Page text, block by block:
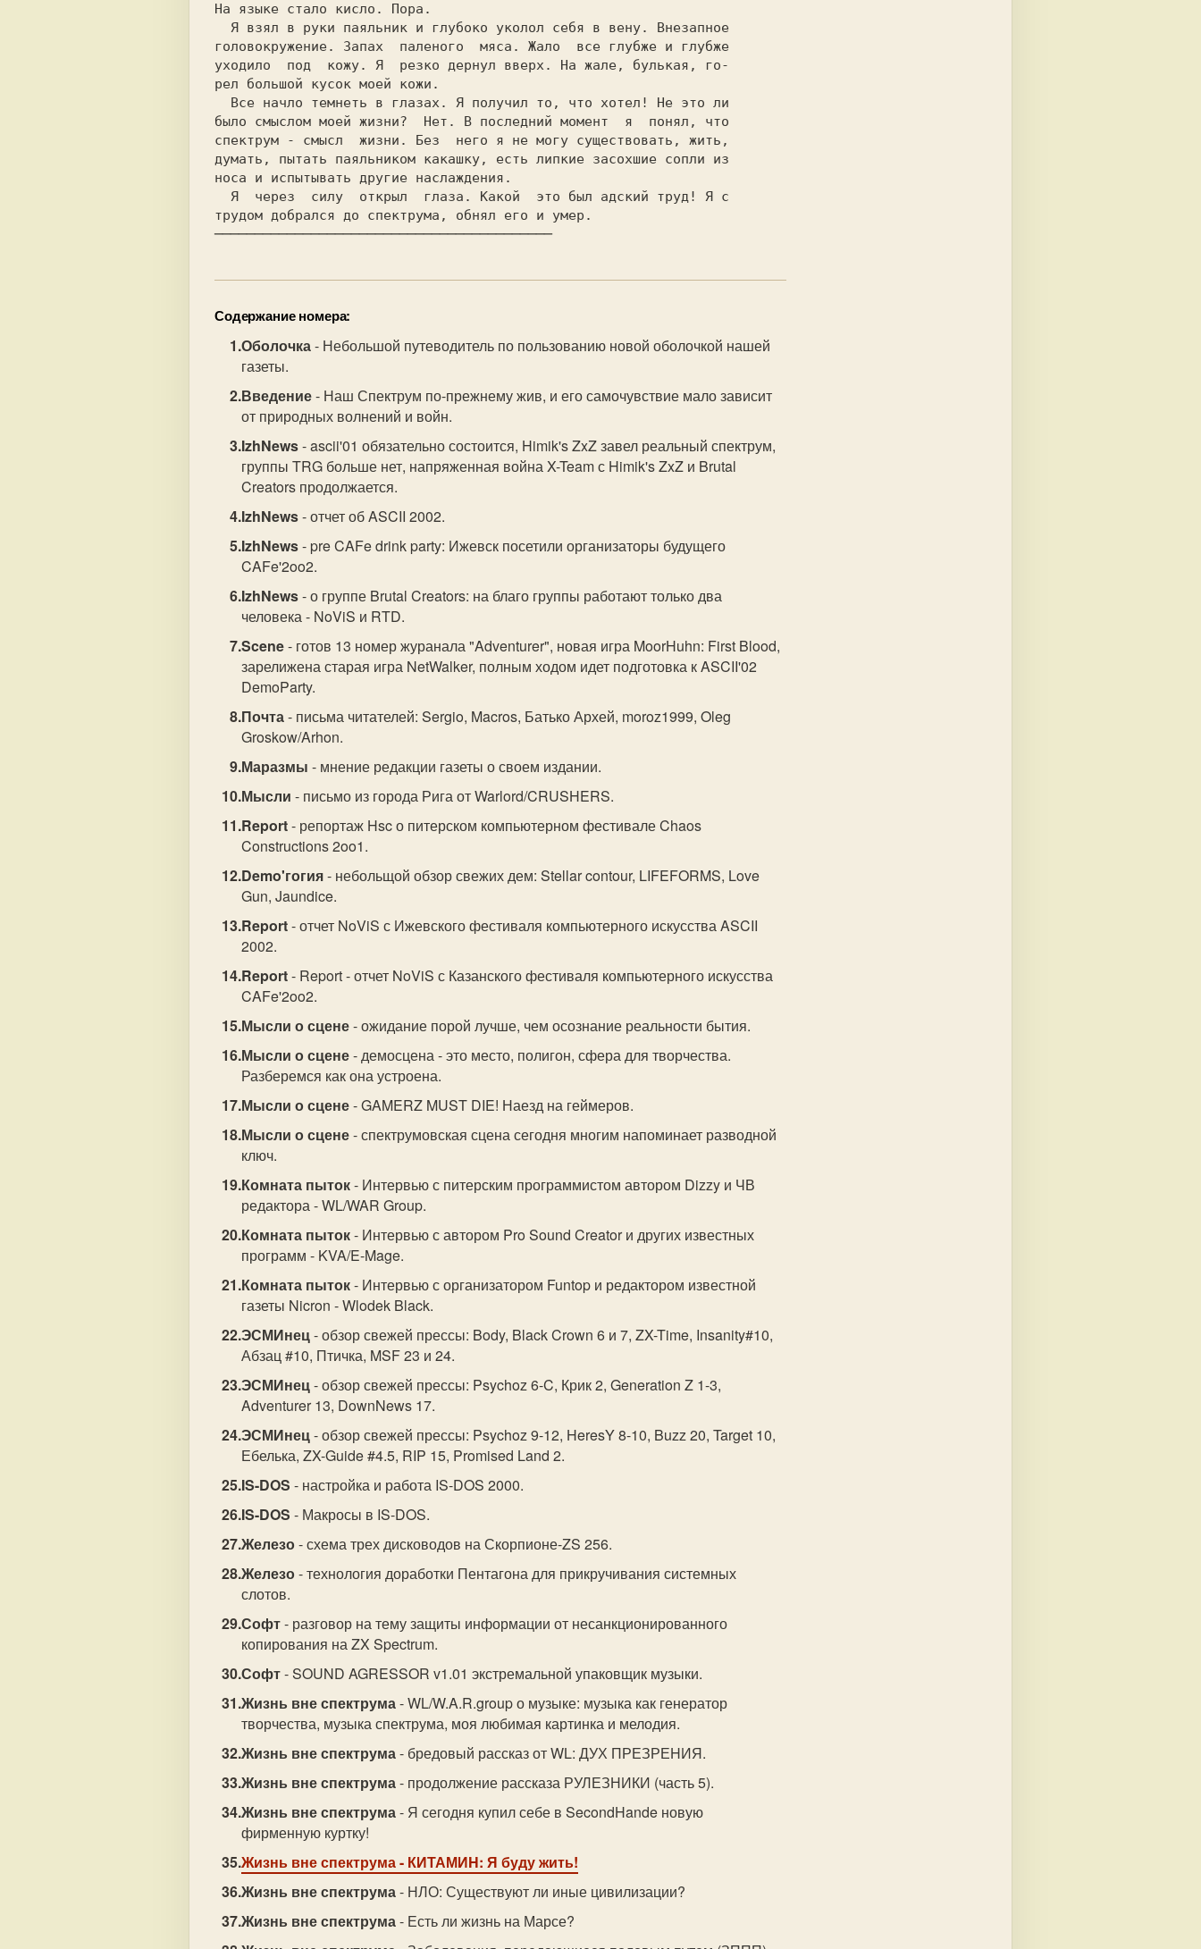
На языке стало кисло. Пора.
головокружение. Запах  паленого  мяса. Жало  все глубже и глубже
уходило  под  кожу. Я  резко дернул вверх. На жале, булькая, го-
рел большой кусок моей кожи.
было смыслом моей жизни?  Нет. В последний момент  я  понял, что
спектрум - смысл  жизни. Без  него я не могу существовать, жить,
думать, пытать паяльником какашку, есть липкие засохшие сопли из
носа и испытывать другие наслаждения.
Содержание номера:
Оболочка- Небольшой путеводитель по пользованию новой оболочкой нашей
газеты.
Введение- Наш Спектрум по-прежнему жив, и его самочувствие мало зависит
от природных волнений и войн.
IzhNews- ascii'01 обязательно состоится, Himik's ZxZ завел реальный спектрум,
группы TRG больше нет, напряженная война X-Team с Himik's ZxZ и Brutal
Creators продолжается.
IzhNews- отчет об ASCII 2002.
IzhNews- pre CAFe drink party: Ижевск посетили организаторы будущего
CAFe'2oo2.
IzhNews- о группе Brutal Creators: на благо группы работают только два
человека - NoViS и RTD.
Scene- готов 13 номер журанала "Adventurer", новая игра MoorHuhn: First Blood,
зарелижена старая игра NetWalker, полным ходом идет подготовка к ASCII'02
DemoParty.
Почта- письма читателей: Sergio, Macros, Батько Архей, moroz1999, Oleg
Groskow/Arhon.
Маразмы - мнение редакции газеты о своем издании.
Мысли - письмо из города Рига от Warlord/CRUSHERS.
Report- репортаж Hsc о питерском компьютерном фестивале Chaos
Constructions 2oo1.
Demo'гогия- небольщой обзор свежих дем: Stellar contour, LIFEFORMS, Love
Gun, Jaundice.
Report- отчет NoViS с Ижевского фестиваля компьютерного искусства ASCII
2002.
Report- Report - отчет NoViS с Казанского фестиваля компьютерного искусства
CAFe'2oo2.
Мысли о сцене- ожидание порой лучше, чем осознание реальности бытия.
Мысли о сцене- демосцена - это место, полигон, сфера для творчества.
Разберемся как она устроена.
Мысли о сцене- GAMERZ MUST DIE! Наезд на геймеров.
Мысли о сцене- спектрумовская сцена сегодня многим напоминает разводной
ключ.
Комната пыток- Интервью с питерским программистом автором Dizzy и ЧВ
редактора - WL/WAR Group.
Комната пыток- Интервью с автором Pro Sound Creator и других известных
программ - KVA/E-Mage.
Комната пыток- Интервью с организатором Funtop и редактором известной
газеты Nicron - Wlodek Black.
ЭСМИнец- обзор свежей прессы: Body, Black Crown 6 и 7, ZX-Time, Insanity#10,
Абзац #10, Птичка, MSF 23 и 24.
ЭСМИнец- обзор свежей прессы: Psychoz 6-C, Крик 2, Generation Z 1-3,
Adventurer 13, DownNews 17.
ЭСМИнец- обзор свежей прессы: Psychoz 9-12, HeresY 8-10, Buzz 20, Target 10,
Ебелька, ZX-Guide #4.5, RIP 15, Promised Land 2.
IS-DOS - настройка и работа IS-DOS 2000.
IS-DOS - Макросы в IS-DOS.
Железо- схема трех дисководов на Скорпионе-ZS 256.
Железо- технология доработки Пентагона для прикручивания системных
слотов.
Софт- разговор на тему защиты информации от несанкционированного
копирования на ZX Spectrum.
Софт- SOUND AGRESSOR v1.01 экстремальной упаковщик музыки.
Жизнь вне спектрума- WL/W.A.R.group о музыке: музыка как генератор
творчества, музыка спектрума, моя любимая картинка и мелодия.
Жизнь вне спектрума- бредовый рассказ от WL: ДУХ ПРЕЗРЕHИЯ.
Жизнь вне спектрума- продолжение рассказа РУЛЕЗНИКИ (часть 5).
Жизнь вне спектрума- Я сегодня купил себе в SecondHande новую
фирменную куртку!
Жизнь вне спектрума- КИТАМИH: Я буду жить!
Жизнь вне спектрума- НЛО: Существуют ли иные цивилизации?
Жизнь вне спектрума- Есть ли жизнь на Марсе?